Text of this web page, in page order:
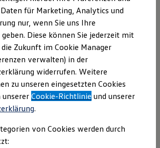
und Hersteller finden
Umbauten entdecken & konfigurieren
Sonderkunden
& Behörden
& Handwerk
Personenbeförderung
& mobile Werkstätten
Logistik & Handel
zur
von
für Marketing, Analytics und
nur, wenn Sie uns Ihre
Diese können Sie jederzeit mit
Zukunft im Cookie Manager
verwalten) in der
widerrufen. Weitere
zu unseren eingesetzten Cookies
unsererCookie-Richtlinie und unserer
.
von Cookies werden durch